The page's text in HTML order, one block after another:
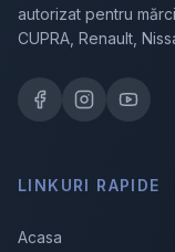
autorizat pentru
CUPRA, Renault,
LINKURI RAPIDE
Acasa